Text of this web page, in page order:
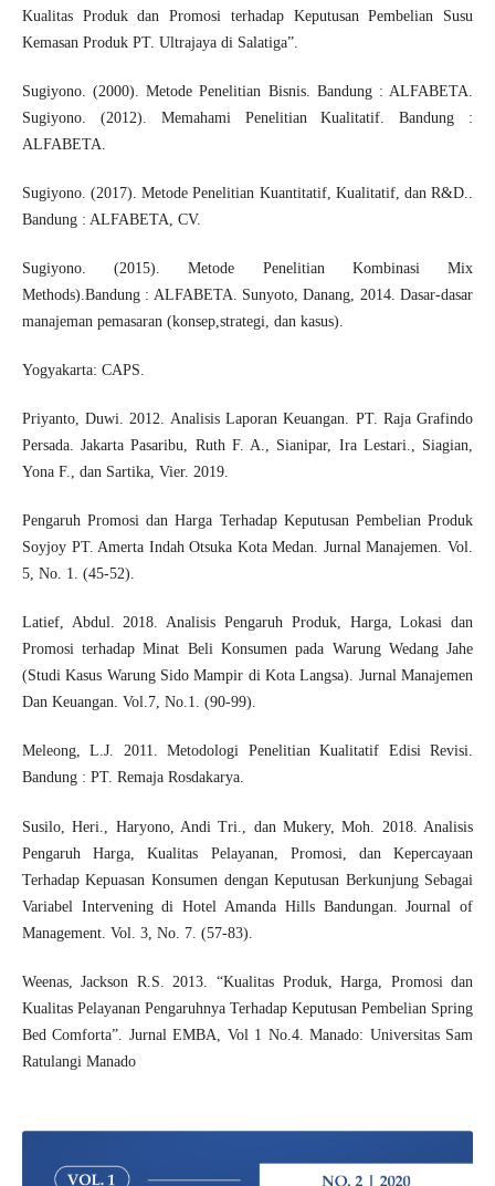
Kualitas Produk dan Promosi terhadap Keputusan Pembelian Susu
Kemasan Produk PT. Ultrajaya di Salatiga”.
Sugiyono. (2000). Metode Penelitian Bisnis. Bandung : ALFABETA.
Sugiyono. (2012). Memahami Penelitian Kualitatif. Bandung :
ALFABETA.
Sugiyono. (2017). Metode Penelitian Kuantitatif, Kualitatif, dan R&D..
Bandung : ALFABETA, CV.
Sugiyono. (2015). Metode Penelitian Kombinasi Mix
Methods).Bandung : ALFABETA. Sunyoto, Danang, 2014. Dasar-dasar
manajeman pemasaran (konsep,strategi, dan kasus).
Yogyakarta: CAPS.
Priyanto, Duwi. 2012. Analisis Laporan Keuangan. PT. Raja Grafindo
Persada. Jakarta Pasaribu, Ruth F. A., Sianipar, Ira Lestari., Siagian,
Yona F., dan Sartika, Vier. 2019.
Pengaruh Promosi dan Harga Terhadap Keputusan Pembelian Produk
Soyjoy PT. Amerta Indah Otsuka Kota Medan. Jurnal Manajemen. Vol.
5, No. 1. (45-52).
Latief, Abdul. 2018. Analisis Pengaruh Produk, Harga, Lokasi dan
Promosi terhadap Minat Beli Konsumen pada Warung Wedang Jahe
(Studi Kasus Warung Sido Mampir di Kota Langsa). Jurnal Manajemen
Dan Keuangan. Vol.7, No.1. (90-99).
Meleong, L.J. 2011. Metodologi Penelitian Kualitatif Edisi Revisi.
Bandung : PT. Remaja Rosdakarya.
Susilo, Heri., Haryono, Andi Tri., dan Mukery, Moh. 2018. Analisis
Pengaruh Harga, Kualitas Pelayanan, Promosi, dan Kepercayaan
Terhadap Kepuasan Konsumen dengan Keputusan Berkunjung Sebagai
Variabel Intervening di Hotel Amanda Hills Bandungan. Journal of
Management. Vol. 3, No. 7. (57-83).
Weenas, Jackson R.S. 2013. “Kualitas Produk, Harga, Promosi dan
Kualitas Pelayanan Pengaruhnya Terhadap Keputusan Pembelian Spring
Bed Comforta”. Jurnal EMBA, Vol 1 No.4. Manado: Universitas Sam
Ratulangi Manado